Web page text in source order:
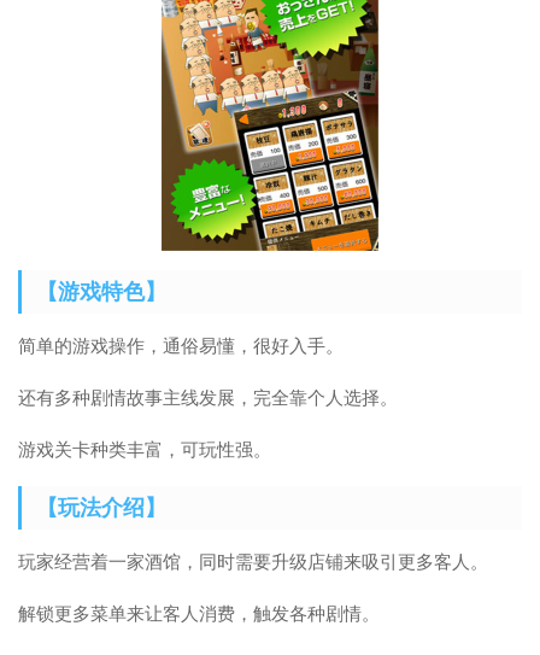
【游戏特色】
简单的游戏操作，通俗易懂，很好入手。
还有多种剧情故事主线发展，完全靠个人选择。
游戏关卡种类丰富，可玩性强。
【玩法介绍】
玩家经营着一家酒馆，同时需要升级店铺来吸引更多客人。
解锁更多菜单来让客人消费，触发各种剧情。